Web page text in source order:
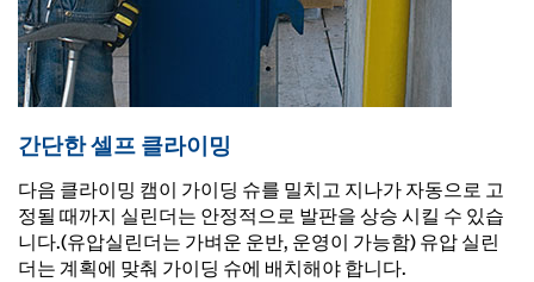
간단한 셀프 클라이밍
다음 클라이밍 캠이 가이딩 슈를 밀치고 지나가 자동으로 고
정될 때까지 실린더는 안정적으로 발판을 상승 시킬 수 있습
니다.(유압실린더는 가벼운 운반, 운영이 가능함) 유압 실린
더는 계획에 맞춰 가이딩 슈에 배치해야 합니다.